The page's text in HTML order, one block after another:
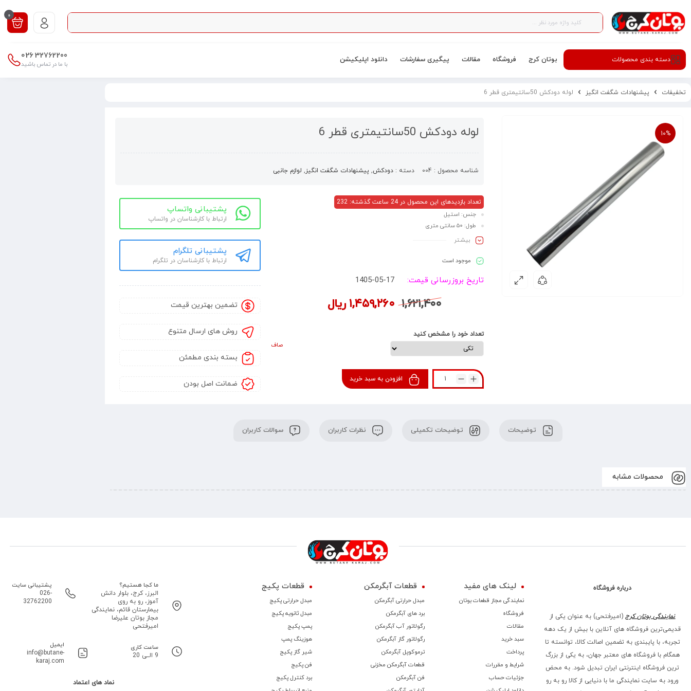
0
دسته‌ بندی محصولات بوتان کرج فروشگاه مقالات پیگیری سفارشات دانلود اپلیکیشن 32762200
026
با ما در تماس باشید
تخفیفات پیشنهادات شگفت انگیز لوله دودکش 50سانتیمتری قطر 6
10% لوله دودکش 50سانتیمتری قطر 6
شناسه محصول : 004 دسته : دودکش, پیشنهادات شگفت انگیز, لوازم جانبی
تعداد بازدیدهای این محصول در 24 ساعت گذشته: 232
جنس: استیل
طول: ۵۰ سانتی متری
بیشـتر
موجود است
تاریخ بروزرسانی قیمت: 1405-05-17
۱,۶۲۱,۴۰۰ ۱,۴۵۹,۲۶۰ ریال
تعداد خود را مشخص کنید
صاف
افزودن به سبد خرید
پشتیبانی واتساپ
ارتباط با کارشناسان در واتساپ
پشتیبانی تلگرام
ارتباط با کارشناسان در تلگرام
تضمین بهترین قیمت
روش های ارسال متنوع
بسته بندی مطمئن
ضمانت اصل بودن
توضیحات توضیحات تکمیلی نظرات کاربران سوالات کاربران
محصولات مشابه
درباره فروشگاه
نمایندگی بوتان کرج(امیرفتحی) به عنوان یکی از
قدیمی‌ترین فروشگاه های آنلاین با بیش از یک دهه
تجربه، با پایبندی به تضمین اصالت کالا، توانسته تا
همگام با فروشگاه‌ های معتبر جهان، به یکی از بزرگ‌
ترین فروشگاه اینترنتی ایران تبدیل شود. به محض
ورود به سایت نمایندگی ما با دنیایی از کالا رو به رو
لینک های مفید
نمایندگی مجاز قطعات بوتان
فروشگاه
مقالات
سبد خرید
پرداخت
شرایط و مقررات
جزئیات حساب
قطعات آبگرمکن
مبدل حرارتی آبگرمکن
برد های آبگرمکن
رگولاتور آب آبگرمکن
رگولاتور گاز آبگرمکن
ترموكوپل آبگرمکن
قطعات آبگرمکن مخزنی
فن آبگرمکن
قطعات پکیج
مبدل حرارتی پکیج
مبدل ثانویه پکیج
پمپ پکیج
هوزینگ پمپ
شیر گاز پکیج
فن پکیج
برد کنترل پکیج
ما کجا هستیم؟
البرز، کرج، بلوار دانش
آموز، رو به روی
بیمارستان قائم، نمایندگی
مجاز بوتان علیرضا
امیرفتحی
پشتیبانی سایت
026-
32762200
ساعت کاری
9 الــی 20
ایمیل
info@butane-
karaj.com
نماد های اعتماد